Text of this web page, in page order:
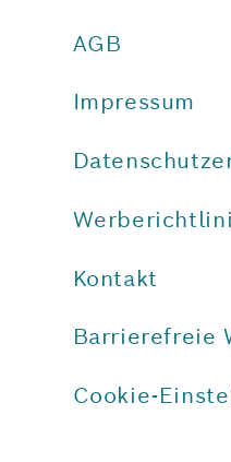
AGB
Impressum
Kontakt
Barrierefreie
Cookie-